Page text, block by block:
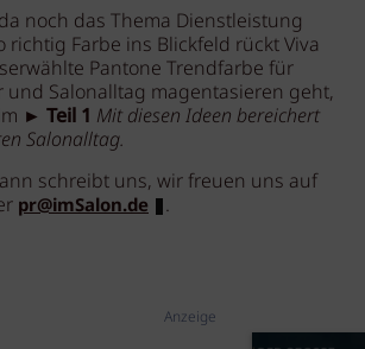
noch das Thema Dienstleistung
richtig Farbe ins Blickfeld rückt Viva
Pantone Trendfarbe für
und Salonalltag magentasieren geht,
► Teil 1 Mit diesen Ideen bereichert
Salonalltag.
schreibt uns, wir freuen uns auf
pr@imSalon.de .
Anzeige